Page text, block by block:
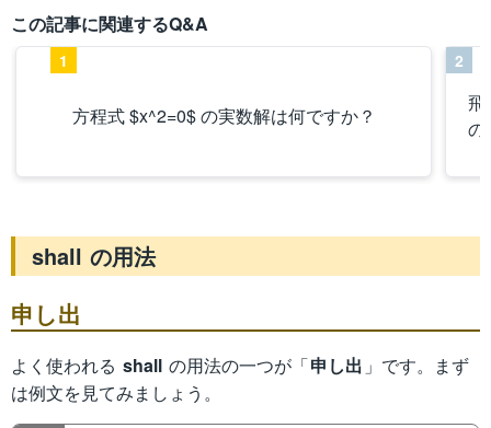
この記事に関連するQ&A
方程式 $x^2=0$ の実数解は何ですか？
1
飛
の
2
shall の用法
申し出
よく使われる shall の用法の一つが「申し出 」です。まず
は例文を見てみましょう。